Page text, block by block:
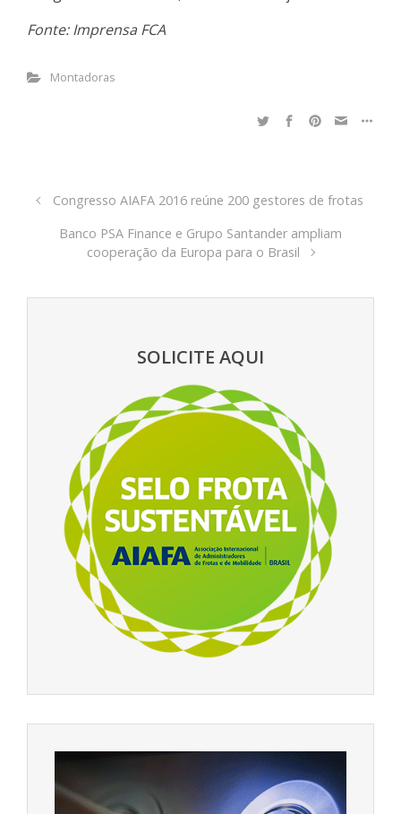
Fonte: Imprensa FCA
Montadoras
Congresso AIAFA 2016 reúne 200 gestores de frotas
Banco PSA Finance e Grupo Santander ampliam
cooperação da Europa para o Brasil
SOLICITE AQUI